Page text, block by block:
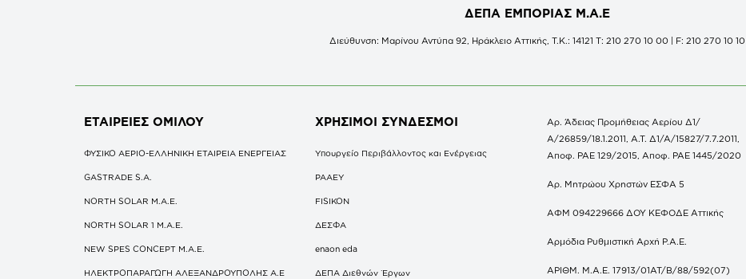
ΔΕΠΑ ΕΜΠΟΡΙΑΣ Μ.Α.Ε
Διεύθυνση: Μαρίνου Αντύπα 92, Ηράκλειο Αττικής, Τ.Κ.: 14121 Τ: 210 270 10 00 | F: 210 270 10 10
ΕΤΑΙΡΕΙΕΣΟΜΙΛΟΥ
ΦΥΣΙΚΟ ΑΕΡΙΟ-ΕΛΛΗΝΙΚΗ ΕΤΑΙΡΕΙΑ ΕΝΕΡΓΕΙΑΣ
GASTRADE S.A.
NORTH SOLAR M.Α.Ε.
NORTH SOLAR 1 M.Α.Ε.
NEW SPES CONCEPT Μ.Α.Ε.
ΗΛΕΚΤΡΟΠΑΡΑΓΩΓΗ ΑΛΕΞΑΝΔΡΟΥΠΟΛΗΣ A.E
ΧΡΗΣΙΜΟΙ ΣΥΝΔΕΣΜΟΙ
Υπουργείο Περιβάλλοντος και Ενέργειας
ΡΑΑΕΥ
FISIKON
ΔΕΣΦΑ
enaon eda
ΔΕΠΑ Διεθνών Έργων
Αρ. Άδειας Προμήθειας Αερίου Δ1/
Α/26859/18.1.2011, Α.Τ. Δ1/Α/15827/7.7.2011,
Αποφ. ΡΑΕ 129/2015, Αποφ. ΡΑΕ 1445/2020
Αρ. Μητρώου Χρηστών ΕΣΦΑ 5
ΑΦΜ 094229666 ΔΟΥ ΚΕΦΟΔΕ Αττικής
Αρμόδια Ρυθμιστική Αρχή Ρ.Α.Ε.
ΑΡΙΘΜ. Μ.Α.Ε. 17913/01ΑΤ/Β/88/592(07)